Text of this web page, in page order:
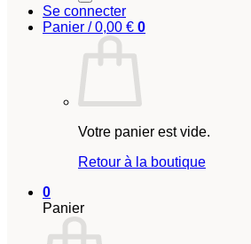
Se connecter
Panier /0,00 € 0
Votre panier est vide.
Retour à la boutique
0
Panier